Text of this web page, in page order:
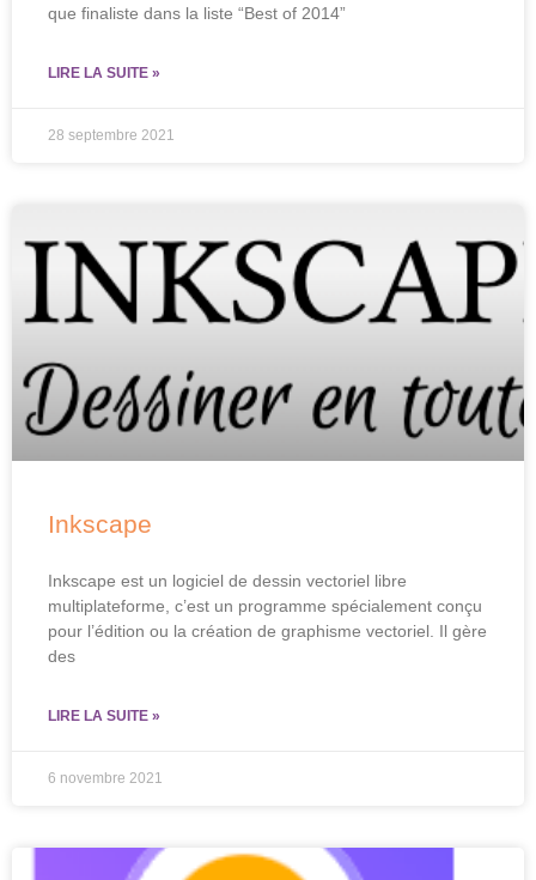
que finaliste dans la liste “Best of 2014”
LIRE LA SUITE »
28 septembre 2021
Inkscape
Inkscape est un logiciel de dessin vectoriel libre
multiplateforme, c’est un programme spécialement conçu
pour l’édition ou la création de graphisme vectoriel. Il gère
des
LIRE LA SUITE »
6 novembre 2021